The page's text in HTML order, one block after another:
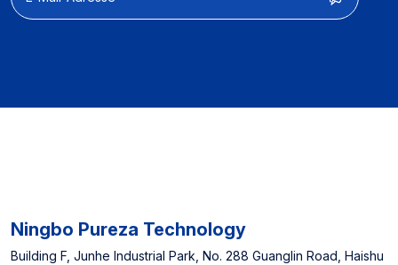
für nordamerikanische
Ningbo Pureza Technology
Building F, Junhe Industrial Park, No. 288 Guanglin Road, Haishu